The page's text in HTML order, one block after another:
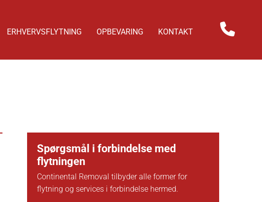
ERHVERVSFLYTNING OPBEVARING KONTAKT
Spørgsmål i forbindelse med
flytningen
Continental Removal tilbyder alle former for
flytning og services i forbindelse hermed.